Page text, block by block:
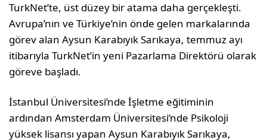
TurkNet’te, üst düzey bir atama daha gerçekleşti.
Avrupa’nın ve Türkiye’nin önde gelen markalarında
görev alan Aysun Karabıyık Sarıkaya, temmuz ayı
itibarıyla TurkNet’in yeni Pazarlama Direktörü olarak
göreve başladı.
İstanbul Üniversitesi’nde İşletme eğitiminin
ardından Amsterdam Üniversitesi’nde Psikoloji
yüksek lisansı yapan Aysun Karabıyık Sarıkaya,